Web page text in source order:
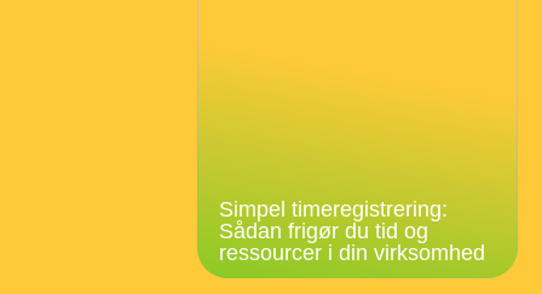
Simpel timeregistrering:
Sådan frigør du tid og
ressourcer i din virksomhed